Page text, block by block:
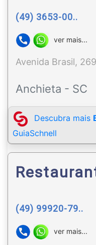
(49) 3653-00..
ver mais...
Avenida Brasil, 269
Anchieta - SC
Descubra mais
GuiaSchnell
(49) 99920-79..
ver mais...